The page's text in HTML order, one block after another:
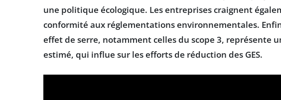
une politique écologique. Les entreprises craignent
conformité aux réglementations environnementales.
effet de serre, notamment celles du scope 3, représente
estimé, qui influe sur les efforts de réduction des GES.